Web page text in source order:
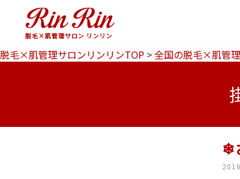
脱毛×肌管理サロン リンリン
脱毛×肌管理サロンリンリンTOP >全国の脱毛×肌管
❄